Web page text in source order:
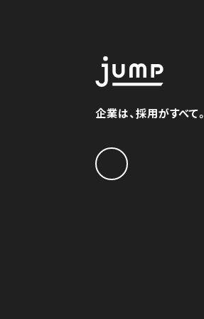
企業は、採用がすべて。